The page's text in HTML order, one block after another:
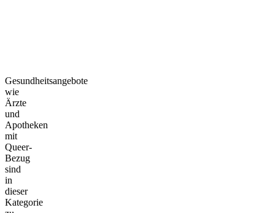
Gesundheitsangebote
wie
Ärzte
und
Apotheken
mit
Queer-
Bezug
sind
in
dieser
Kategorie